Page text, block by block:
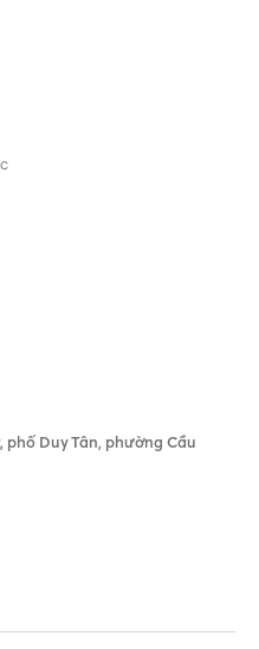
phố Duy Tân, phường Cầu